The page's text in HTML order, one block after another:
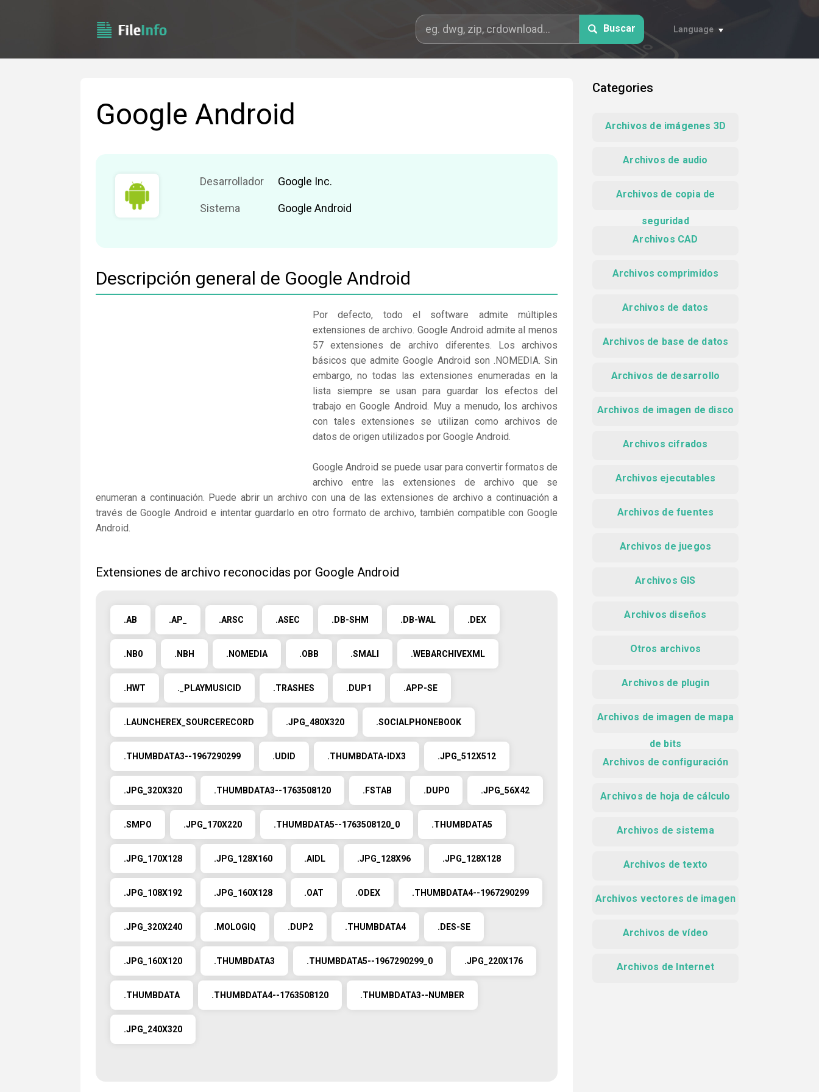
Buscar Language
Google Android
Desarrollador Google Inc.
Sistema Google Android
Descripción general de Google Android
Por defecto, todo el software admite múltiples
extensiones de archivo. Google Android admite al menos
57 extensiones de archivo diferentes. Los archivos
básicos que admite Google Android son .NOMEDIA. Sin
embargo, no todas las extensiones enumeradas en la
lista siempre se usan para guardar los efectos del
trabajo en Google Android. Muy a menudo, los archivos
con tales extensiones se utilizan como archivos de
datos de origen utilizados por Google Android.
Google Android se puede usar para convertir formatos de
archivo entre las extensiones de archivo que se
enumeran a continuación. Puede abrir un archivo con una de las extensiones de archivo a continuación a
través de Google Android e intentar guardarlo en otro formato de archivo, también compatible con Google
Android.
Extensiones de archivo reconocidas por Google Android
.AB .AP_ .ARSC .ASEC .DB-SHM .DB-WAL .DEX
.NB0 .NBH .NOMEDIA .OBB .SMALI .WEBARCHIVEXML
.HWT ._PLAYMUSICID .TRASHES .DUP1 .APP-SE
.LAUNCHEREX_SOURCERECORD .JPG_480X320 .SOCIALPHONEBOOK
.THUMBDATA3--1967290299 .UDID .THUMBDATA-IDX3 .JPG_512X512
.JPG_320X320 .THUMBDATA3--1763508120 .FSTAB .DUP0 .JPG_56X42
.SMPO .JPG_170X220 .THUMBDATA5--1763508120_0 .THUMBDATA5
.JPG_170X128 .JPG_128X160 .AIDL .JPG_128X96 .JPG_128X128
.JPG_108X192 .JPG_160X128 .OAT .ODEX .THUMBDATA4--1967290299
.JPG_320X240 .MOLOGIQ .DUP2 .THUMBDATA4 .DES-SE
.JPG_160X120 .THUMBDATA3 .THUMBDATA5--1967290299_0 .JPG_220X176
.THUMBDATA .THUMBDATA4--1763508120 .THUMBDATA3--NUMBER
.JPG_240X320
Categories
Archivos de imágenes 3D
Archivos de audio
Archivos de copia de
seguridad
Archivos CAD
Archivos comprimidos
Archivos de datos
Archivos de base de datos
Archivos de desarrollo
Archivos de imagen de disco
Archivos cifrados
Archivos ejecutables
Archivos de fuentes
Archivos de juegos
Archivos GIS
Archivos diseños
Otros archivos
Archivos de plugin
Archivos de imagen de mapa
de bits
Archivos de configuración
Archivos de hoja de cálculo
Archivos de sistema
Archivos de texto
Archivos vectores de imagen
Archivos de vídeo
Archivos de Internet